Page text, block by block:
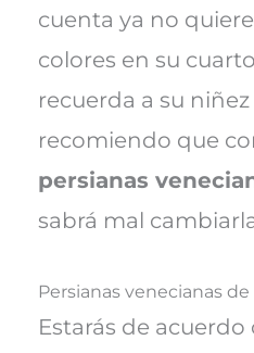
cuenta ya no
colores en su
recuerda a su
recomiendo que
persianas
sabrá mal
Persianas venecianas
Estarás de